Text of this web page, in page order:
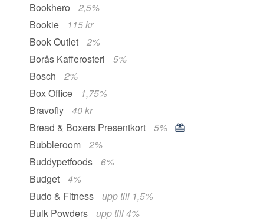
Bookhero
2,5%
Bookie
115 kr
Book Outlet
2%
Borås Kafferosteri
5%
Bosch
2%
Box Office
1,75%
Bravofly
40 kr
Bread & Boxers Presentkort
5%
Bubbleroom
2%
Buddypetfoods
6%
Budget
4%
Budo & Fitness
upp till 1,5%
Bulk Powders
upp till 4%